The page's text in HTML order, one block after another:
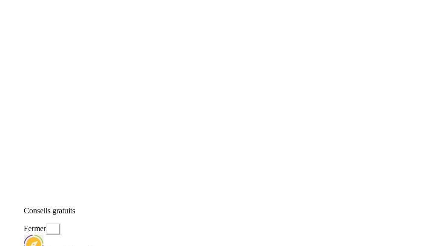
Conseils gratuits
Fermer